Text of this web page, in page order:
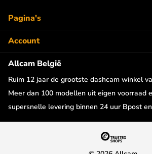
stevige zelfklevende houder om de camera
bevestigen. De camera kan in één
worden gehaald en weer worden geplaatst.
hierdoor eenvoudig uit de auto worden
2,45 inch LCD scherm
De G980H dashcam heeft een compact
scherm voor eenvoudige bediening. Op het
de beelden weergegeven en kunnen
Pagina's
Account
Allcam België
Ruim 12 jaar de grootste dashcam winkel
Meer dan 100 modellen uit eigen voorraad
supersnelle levering binnen 24 uur Bpost